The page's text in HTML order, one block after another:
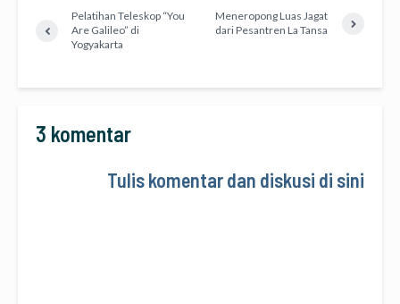
Pelatihan Teleskop “You
Are Galileo” di
Yogyakarta
Meneropong Luas Jagat
dari Pesantren La Tansa
3 komentar
Tulis komentar dan diskusi di sini